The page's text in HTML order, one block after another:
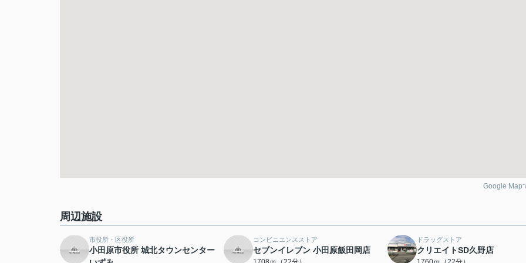
Google Map
周辺施設
市役所・区役所
小田原市役所 城北タウンセンター
コンビニエンスストア
セブンイレブン 小田原飯田岡店
ドラッグストア
クリエイトSD久野店